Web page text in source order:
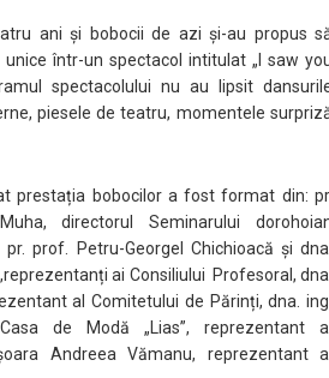
ani și bobocii de azi și-au propus
într-un spectacol intitulat „I saw
spectacolului nu au lipsit
piesele de teatru, momentele
prestația bobocilor a fost format din:
directorul Seminarului
prof. Petru-Georgel Chichioacă și
ai Consiliului Profesoral,
al Comitetului de Părinți, dna.
de Modă „Lias”, reprezentant
Andreea Vămanu, reprezentant